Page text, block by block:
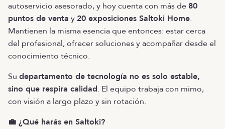
autoservicio asesorado, y hoy cuenta con más de 80
puntos de venta y 20 exposiciones Saltoki Home.
Mantienen la misma esencia que entonces: estar cerca
del profesional, ofrecer soluciones y acompañar desde el
conocimiento técnico.
Su departamento de tecnología no es solo estable,
sino que respira calidad. El equipo trabaja con mimo,
con visión a largo plazo y sin rotación.
💼 ¿Qué harás en Saltoki?